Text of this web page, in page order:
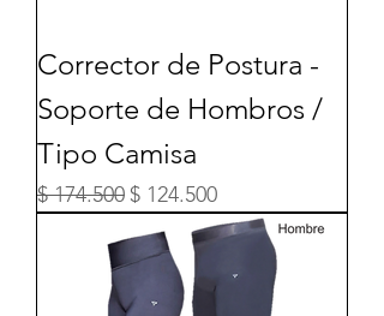
Corrector de Postura -
Soporte de Hombros /
Tipo Camisa
Precio
$ 174.500 Precio de oferta
$ 124.500